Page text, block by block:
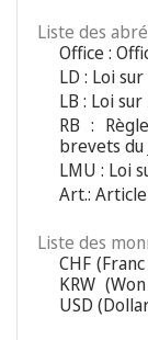
Liste des
Office :
LD : Loi
LB : Loi
RB :
brevets du
LMU : Loi
Art.: Article
Liste des
CHF
KRW
USD